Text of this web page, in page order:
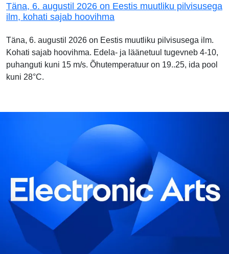
Täna, 6. augustil 2026 on Eestis muutliku pilvisusega
ilm, kohati sajab hoovihma
Täna, 6. augustil 2026 on Eestis muutliku pilvisusega ilm.
Kohati sajab hoovihma. Edela- ja läänetuul tugevneb 4-10,
puhanguti kuni 15 m/s. Õhutemperatuur on 19..25, ida pool
kuni 28°C.